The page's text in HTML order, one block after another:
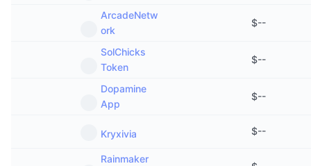
ArcadeNetw
ork
$--
SolChicks
Token
$--
Dopamine
App
$--
Kryxivia $--
Rainmaker